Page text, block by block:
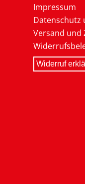
Impressum
Datenschutz
Versand und
Widerruf